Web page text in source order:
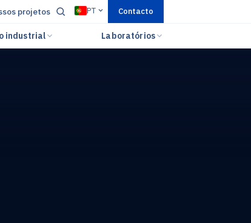
projetos PT Contacto
industrial Laboratórios